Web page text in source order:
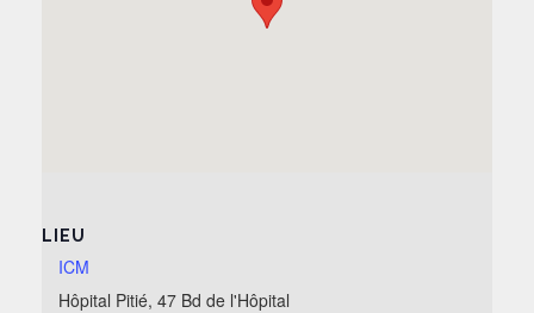
LIEU
ICM
Hôpital Pitié, 47 Bd de l'Hôpital